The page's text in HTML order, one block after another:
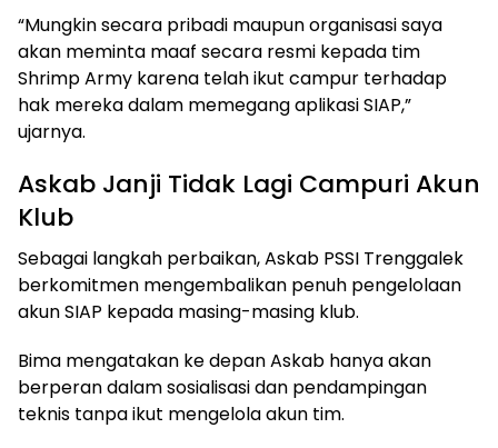
“Mungkin secara pribadi maupun organisasi saya
akan meminta maaf secara resmi kepada tim
Shrimp Army karena telah ikut campur terhadap
hak mereka dalam memegang aplikasi SIAP,”
ujarnya.
Askab Janji Tidak Lagi Campuri Akun
Klub
Sebagai langkah perbaikan, Askab PSSI Trenggalek
berkomitmen mengembalikan penuh pengelolaan
akun SIAP kepada masing-masing klub.
Bima mengatakan ke depan Askab hanya akan
berperan dalam sosialisasi dan pendampingan
teknis tanpa ikut mengelola akun tim.